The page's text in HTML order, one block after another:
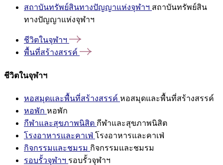
สถาบันทรัพย์สินทางปัญญาแห่งจุฬาฯ สถาบันทรัพย์สิน
ทางปัญญาแห่งจุฬาฯ
ชีวิตในจุฬาฯ
พื้นที่สร้างสรรค์
ชีวิตในจุฬาฯ
หอสมุดและพื้นที่สร้างสรรค์ หอสมุดและพื้นที่สร้างสรรค์
หอพัก หอพัก
กีฬาและสุขภาพนิสิต กีฬาและสุขภาพนิสิต
โรงอาหารและคาเฟ่ โรงอาหารและคาเฟ่
กิจกรรมและชมรม กิจกรรมและชมรม
รอบรั้วจุฬาฯ รอบรั้วจุฬาฯ